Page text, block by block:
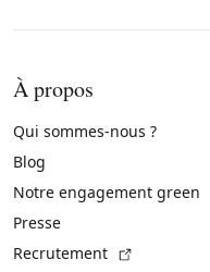
À propos
Qui sommes-nous ?
Blog
Notre engagement green
Presse
Recrutement